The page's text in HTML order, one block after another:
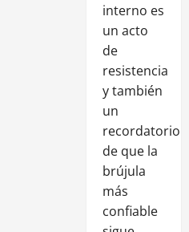
interno es
un acto
de
resistencia
y también
un
recordatorio
de que la
brújula
más
confiable